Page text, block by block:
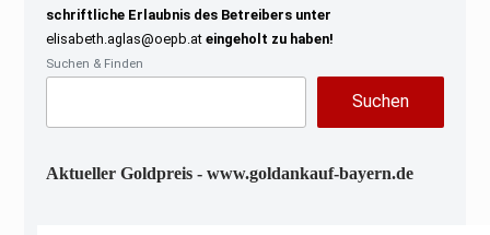
schriftliche Erlaubnis des Betreibers unter
elisabeth.aglas@oepb.at eingeholt zu haben!
Suchen & Finden
Suchen
Aktueller Goldpreis - www.goldankauf-bayern.de